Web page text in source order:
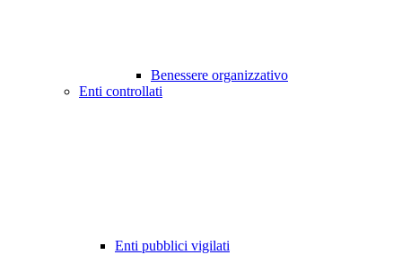
Benessere organizzativo
Enti controllati
Enti pubblici vigilati